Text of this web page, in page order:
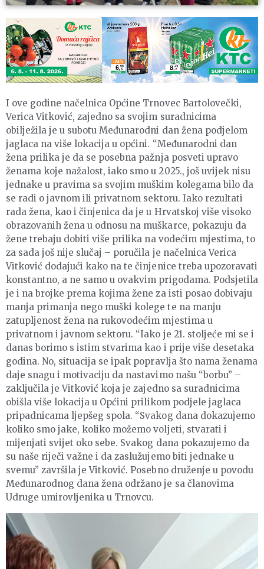
I ove godine načelnica Općine Trnovec Bartolovečki,
Verica Vitković, zajedno sa svojim suradnicima
obilježila je u subotu Međunarodni dan žena podjelom
jaglaca na više lokacija u općini. “Međunarodni dan
žena prilika je da se posebna pažnja posveti upravo
ženama koje nažalost, iako smo u 2025., još uvijek nisu
jednake u pravima sa svojim muškim kolegama bilo da
se radi o javnom ili privatnom sektoru. Iako rezultati
rada žena, kao i činjenica da je u Hrvatskoj više visoko
obrazovanih žena u odnosu na muškarce, pokazuju da
žene trebaju dobiti više prilika na vodećim mjestima, to
za sada još nije slučaj – poručila je načelnica Verica
Vitković dodajući kako na te činjenice treba upozoravati
konstantno, a ne samo u ovakvim prigodama. Podsjetila
je i na brojke prema kojima žene za isti posao dobivaju
manja primanja nego muški kolege te na manju
zatupljenost žena na rukovodećim mjestima u
privatnom i javnom sektoru. “Iako je 21. stoljeće mi se i
danas borimo s istim stvarima kao i prije više desetaka
godina. No, situacija se ipak popravlja što nama ženama
daje snagu i motivaciju da nastavimo našu “borbu” –
zaključila je Vitković koja je zajedno sa suradnicima
obišla više lokacija u Općini prilikom podjele jaglaca
pripadnicama ljepšeg spola. “Svakog dana dokazujemo
koliko smo jake, koliko možemo voljeti, stvarati i
mijenjati svijet oko sebe. Svakog dana pokazujemo da
su naše riječi važne i da zaslužujemo biti jednake u
svemu” završila je Vitković. Posebno druženje u povodu
Međunarodnog dana žena održano je sa članovima
Udruge umirovljenika u Trnovcu.